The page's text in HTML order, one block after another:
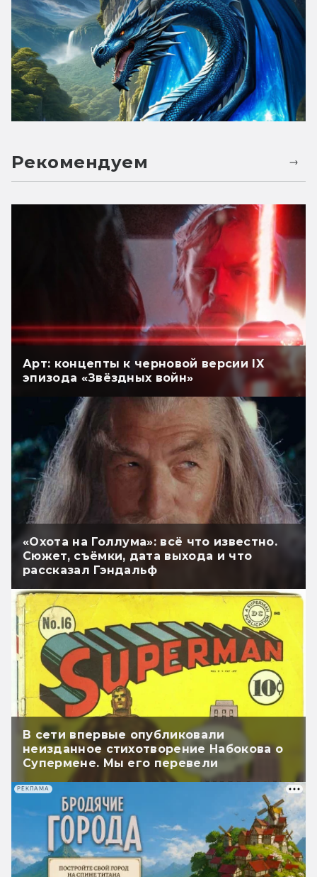
Рекомендуем
Арт: концепты к черновой версии IX
эпизода «Звёздных войн»
«Охота на Голлума»: всё что известно.
Сюжет, съёмки, дата выхода и что
рассказал Гэндальф
В сети впервые опубликовали
неизданное стихотворение Набокова о
Супермене. Мы его перевели
РЕКЛАМА